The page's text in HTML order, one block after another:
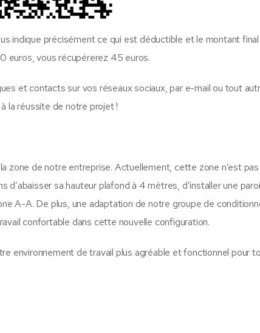
indique précisément ce qui est déductible et le montant
euros, vous récupérerez 45 euros.
et contacts sur vos réseaux sociaux, par e-mail ou tout
la réussite de notre projet !
zone de notre entreprise. Actuellement, cette zone n’est
sa hauteur plafond à 4 mètres, d’installer une
A-A. De plus, une adaptation de notre groupe de
confortable dans cette nouvelle configuration.
environnement de travail plus agréable et fonctionnel pour